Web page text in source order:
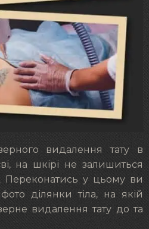
видалення тату в
на шкірі не залишиться
у цьому ви
ділянки тіла, на якій
видалення тату до та